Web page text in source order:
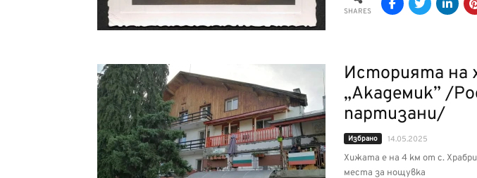
SHARES
Историята на
„Академик” /
партизани/
Избрано 14.05.2025
Хижата е на 4 км от с.
места за нощувка